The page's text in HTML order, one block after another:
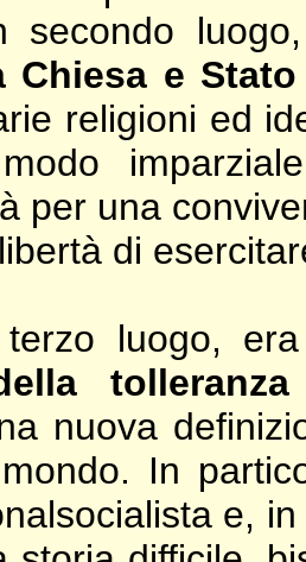
secondo
Chiesa e
religioni ed
per una
di
luogo,
nuova
In
e,